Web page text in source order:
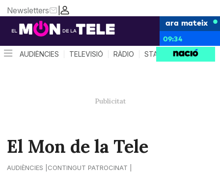
|
Newsletters
ara mateix
09:34
AUDIÈNCIES TELEVISIÓ RÀDIO STAR SYSTEM
El Mon de la Tele
AUDIÈNCIES
CONTINGUT PATROCINAT